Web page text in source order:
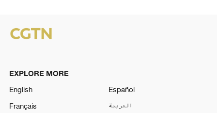
EXPLORE MORE
English
Español
Français
العربية